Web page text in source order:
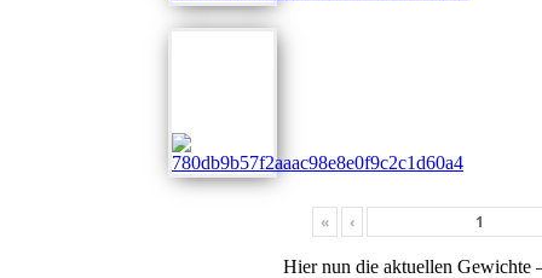
« ‹
Hier nun die aktuellen Gewichte